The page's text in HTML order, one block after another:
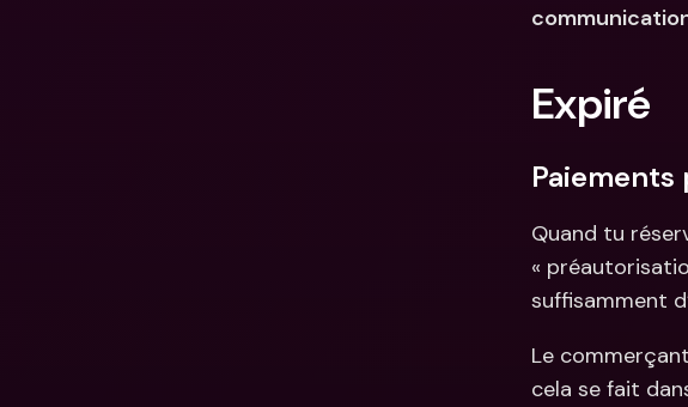
Expiré
Quand tu
«
suffisamment
Le
cela se fait